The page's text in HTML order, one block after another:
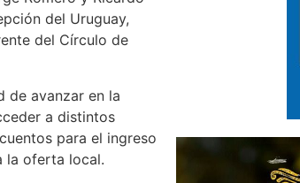
del Uruguay,
del Círculo de
de avanzar en la
a distintos
para el ingreso
la oferta local.